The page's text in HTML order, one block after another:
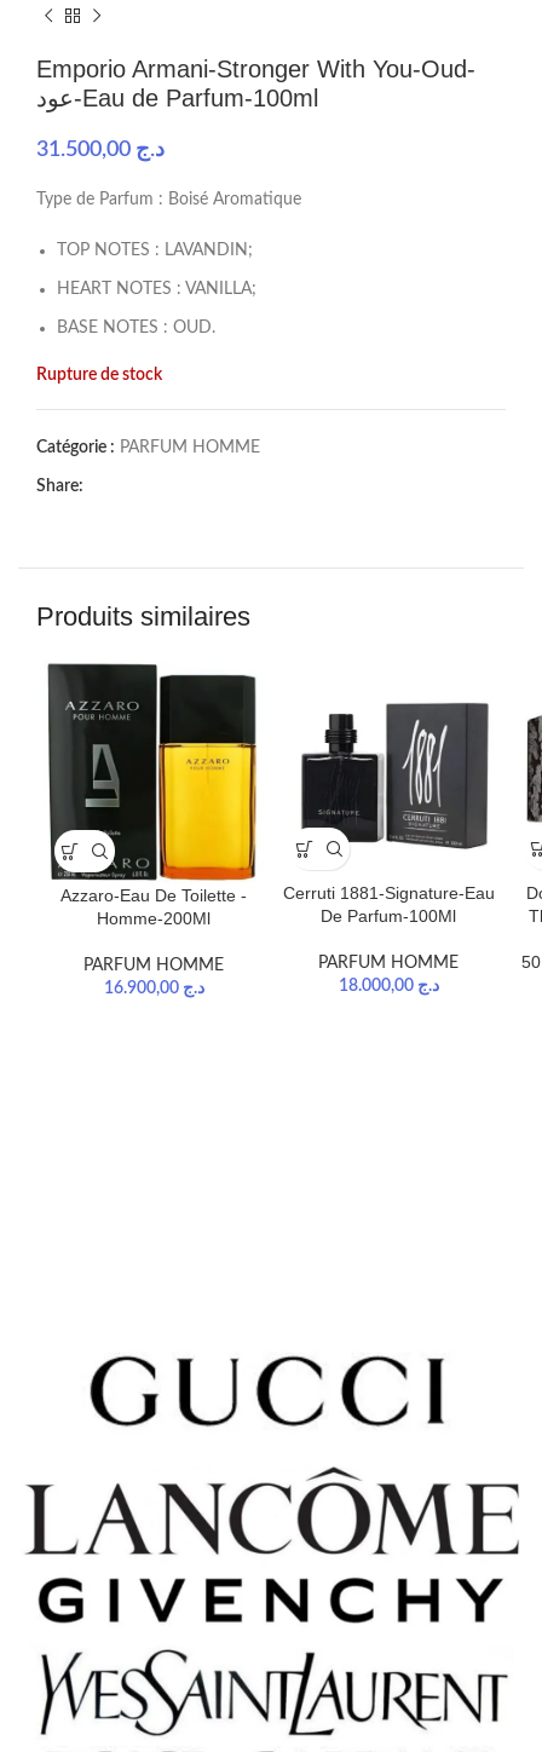
Emporio Armani-Stronger With You-Oud-
عود-Eau de Parfum-100ml
د.ج
Type de Parfum : Boisé Aromatique
TOP NOTES : LAVANDIN;
HEART NOTES : VANILLA;
BASE NOTES : OUD.
Rupture de stock
Catégorie : PARFUM HOMME
Share:
Produits similaires
Azzaro-Eau De Toilette -
Homme-200Ml
PARFUM HOMME
د.ج 16.900,00
Cerruti 1881-Signature-Eau
De Parfum-100Ml
PARFUM HOMME
د.ج 18.000,00